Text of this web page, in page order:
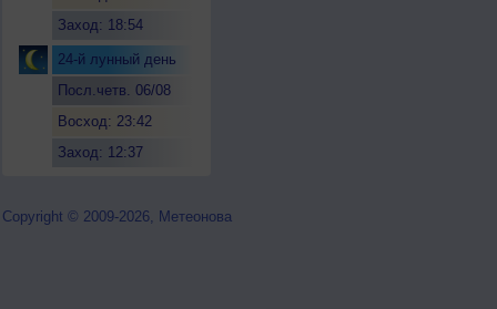
Заход: 18:54
24-й лунный день
Посл.четв. 06/08
Восход: 23:42
Заход: 12:37
Copyright © 2009-2026, Метеонова